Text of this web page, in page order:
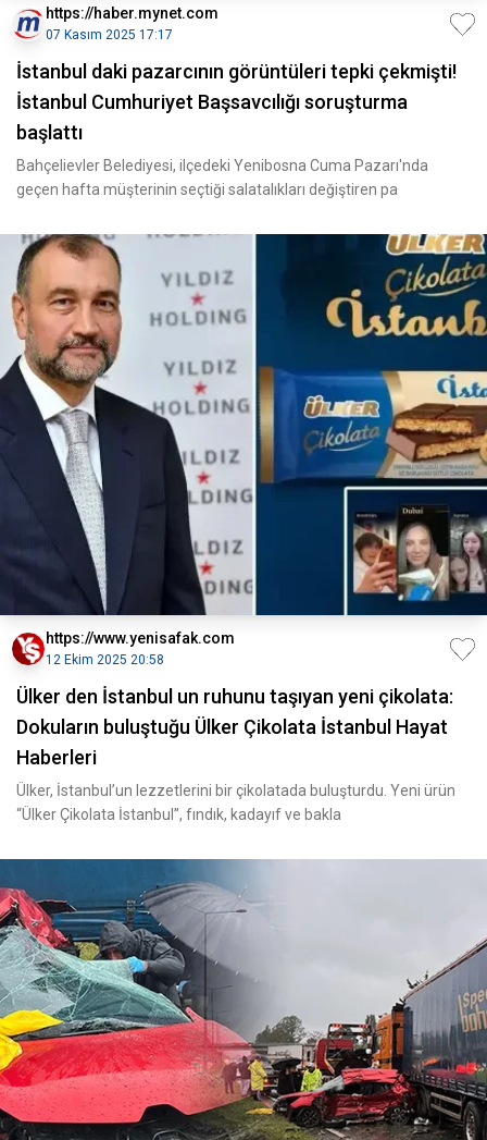
https://haber.mynet.com
07 Kasım 2025 17:17
İstanbul daki pazarcının görüntüleri tepki çekmişti!
İstanbul Cumhuriyet Başsavcılığı soruşturma
başlattı
Bahçelievler Belediyesi, ilçedeki Yenibosna Cuma Pazarı'nda
geçen hafta müşterinin seçtiği salatalıkları değiştiren pa
https://www.yenisafak.com
12 Ekim 2025 20:58
Ülker den İstanbul un ruhunu taşıyan yeni çikolata:
Dokuların buluştuğu Ülker Çikolata İstanbul Hayat
Haberleri
Ülker, İstanbul’un lezzetlerini bir çikolatada buluşturdu. Yeni ürün
“Ülker Çikolata İstanbul”, fındık, kadayıf ve bakla